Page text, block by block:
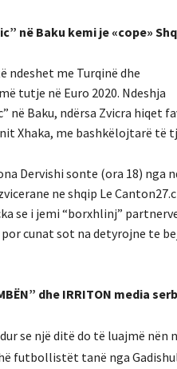
në Baku kemi je «cope»
ndeshet me Turqinë dhe
tutje në Euro 2020. Ndeshja
në Baku, ndërsa Zvicra hiqet
Xhaka, me bashkëlojtarë të
Dervishi sonte (ora 18) nga
ne shqip Le
se i jemi “borxhlinj”
cunat sot na detyrojne te
dhe IRRITON media
se një ditë do të luajmë nën
futbollistët tanë nga